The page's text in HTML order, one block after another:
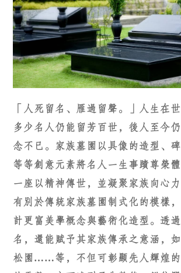
「人死留名、雁過留聲。」人生在
多少名人仍能留芳百世，後人至今
念不已。家族墓園以具像的造型、
等等創意元素將名人一生事蹟尊榮
一座以精神傳世，並凝聚家族向心力
有別於傳統家族墓園制式化的模樣
計更富美學概念與藝術化造型。透
名，還能賦予其家族傳承之意涵，如
松園……等，不但可彰顯先人輝煌的